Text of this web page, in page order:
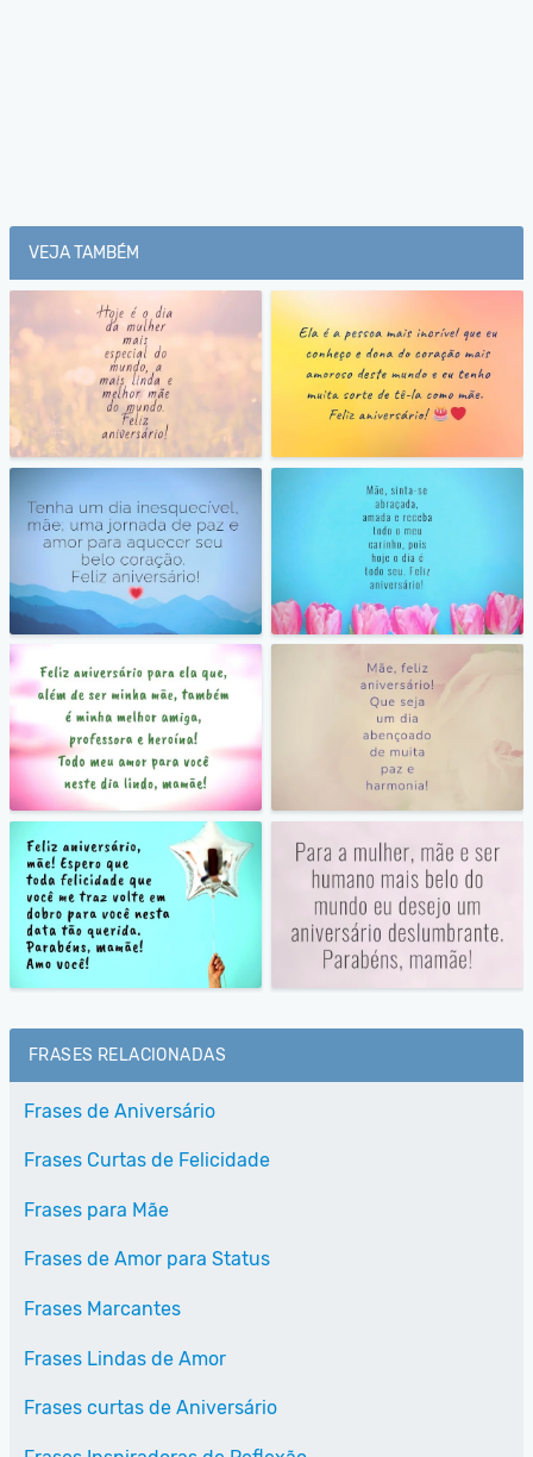
VEJA TAMBÉM
FRASES RELACIONADAS
Frases de Aniversário
Frases Curtas de Felicidade
Frases para Mãe
Frases de Amor para Status
Frases Marcantes
Frases Lindas de Amor
Frases curtas de Aniversário